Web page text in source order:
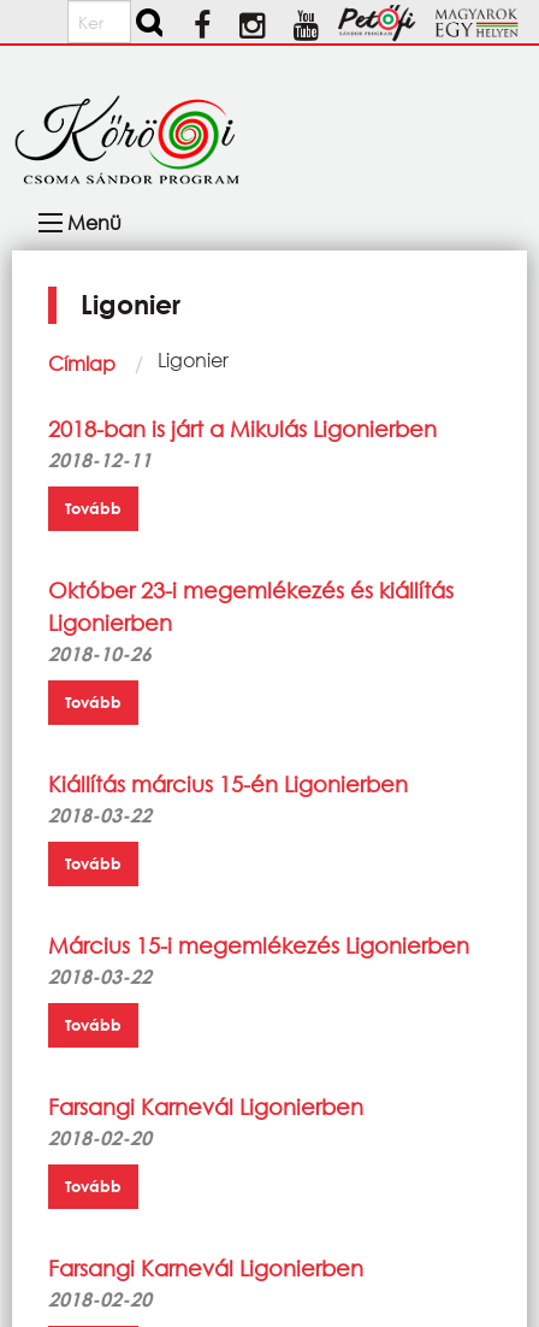
Ugrás a tartalomra
Keresés
navigáció
Menü
Ligonier
Morzsa
Címlap Current:
Ligonier
2018-ban is járt a Mikulás Ligonierben
2018-12-11
Tovább
Október 23-i megemlékezés és kiállítás
Ligonierben
2018-10-26
Tovább
Kiállítás március 15-én Ligonierben
2018-03-22
Tovább
Március 15-i megemlékezés Ligonierben
2018-03-22
Tovább
Farsangi Karnevál Ligonierben
2018-02-20
Tovább
Farsangi Karnevál Ligonierben
2018-02-20